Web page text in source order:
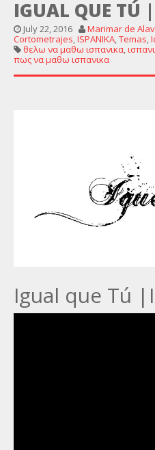
IGUAL QUE TÚ
July 22, 2016 Marimar de
Cortometrajes,ISPANIKA,Temas,
θελω να μαθω ισπανικα,
πως να μαθω ισπανικα
Igual que Tú